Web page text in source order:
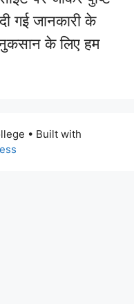
गई जानकारी के
के लिए हम
• Built with